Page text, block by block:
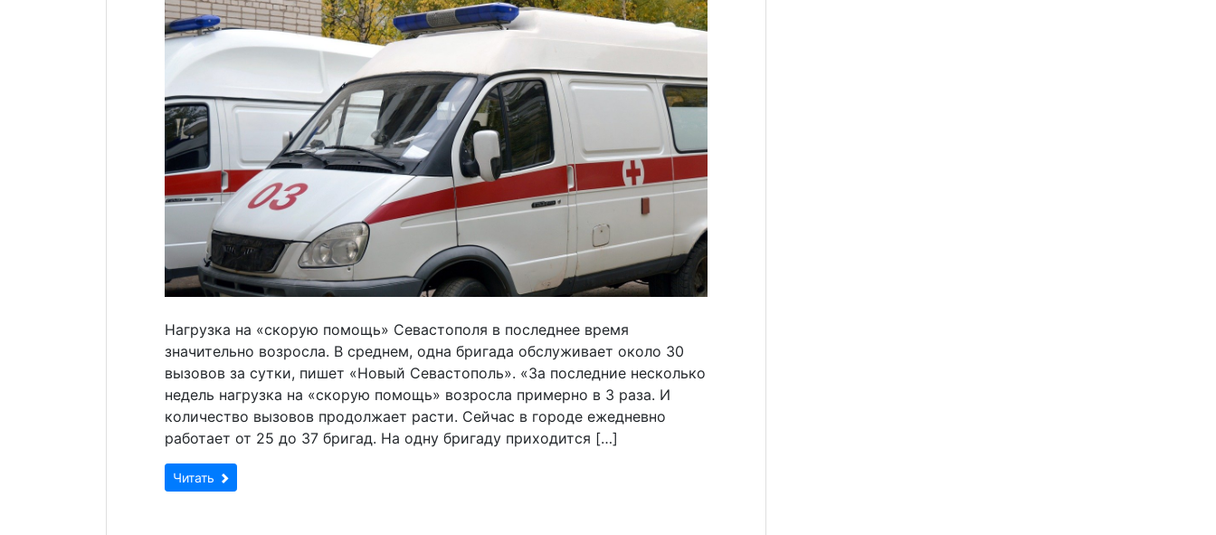
Нагрузка на «скорую помощь» Севастополя в последнее время
значительно возросла. В среднем, одна бригада обслуживает около 30
вызовов за сутки, пишет «Новый Севастополь». «За последние несколько
недель нагрузка на «скорую помощь» возросла примерно в 3 раза. И
количество вызовов продолжает расти. Сейчас в городе ежедневно
работает от 25 до 37 бригад. На одну бригаду приходится […]
Читать